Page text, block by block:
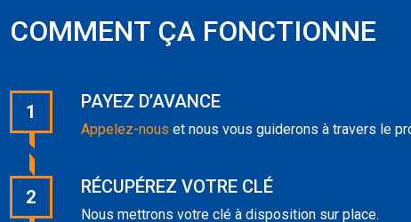
COMMENT ÇA FONCTIONNE
1 PAYEZ D’AVANCE
Appelez-nous et nous vous guiderons à travers le
2 RÉCUPÉREZ VOTRE CLÉ
Nous mettrons votre clé à disposition sur place.